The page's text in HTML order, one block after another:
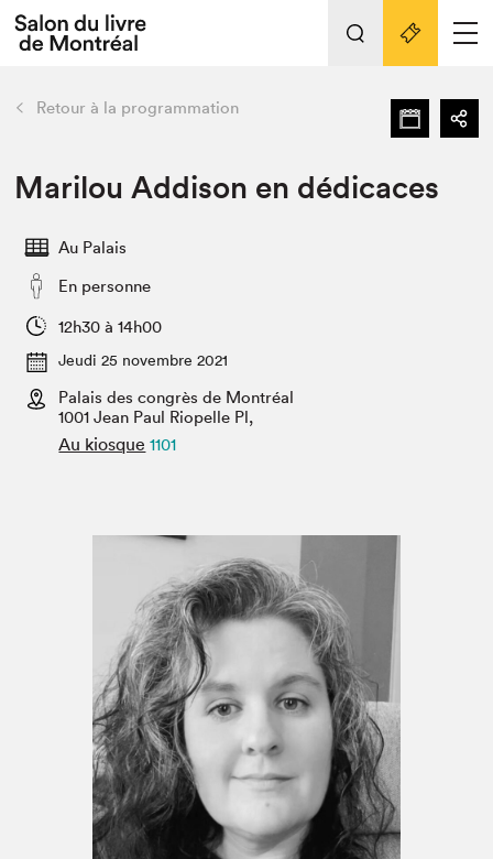
Espace exposant⋅e⋅s
Espace enseignant·e·s
L'événement
Préparer sa visite au Salon
Actualités
SLM PRO
retour Nos activités
Préparer sa visite
Salon au Palais
Projets partenaires
Liens pratiques
Retour à la programmation
Marilou Addison en dédicaces
Au Palais
En personne
12h30 à 14h00
Jeudi 25 novembre 2021
Palais des congrès de Montréal
1001 Jean Paul Riopelle Pl,
Au kiosque 1101